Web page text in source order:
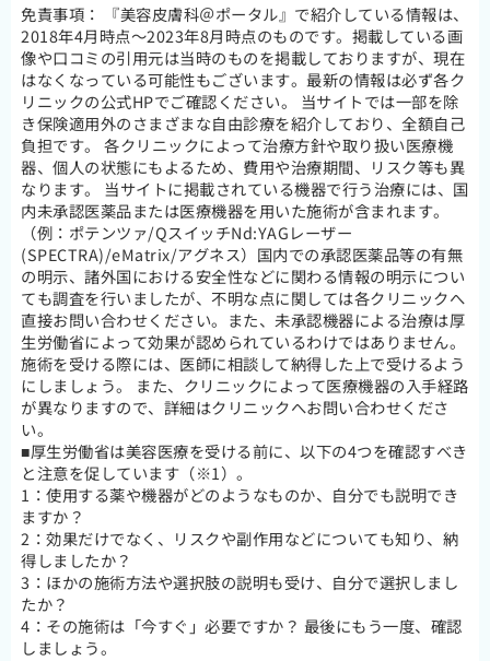
免責事項：
『美容皮膚科＠ポータル』で紹介している情報は、
2018年4月時点～2023年8月時点のものです。掲載している画
像や口コミの引用元は当時のものを掲載しておりますが、現在
はなくなっている可能性もございます。最新の情報は必ず各ク
リニックの公式HPでご確認ください。 当サイトでは一部を除
き保険適用外のさまざまな自由診療を紹介しており、全額自己
負担です。 各クリニックによって治療方針や取り扱い医療機
器、個人の状態にもよるため、費用や治療期間、リスク等も異
なります。 当サイトに掲載されている機器で行う治療には、国
内未承認医薬品または医療機器を用いた施術が含まれます。
（例：ポテンツァ/QスイッチNd:YAGレーザー
(SPECTRA)/eMatrix/アグネス）国内での承認医薬品等の有無
の明示、諸外国における安全性などに関わる情報の明示につい
ても調査を行いましたが、不明な点に関しては各クリニックへ
直接お問い合わせください。また、未承認機器による治療は厚
生労働省によって効果が認められているわけではありません。
施術を受ける際には、医師に相談して納得した上で受けるよう
にしましょう。 また、クリニックによって医療機器の入手経路
が異なりますので、詳細はクリニックへお問い合わせくださ
い。
■厚生労働省は美容医療を受ける前に、以下の4つを確認すべき
と注意を促しています（※1）。
1：使用する薬や機器がどのようなものか、自分でも説明でき
ますか？
2：効果だけでなく、リスクや副作用などについても知り、納
得しましたか？
3：ほかの施術方法や選択肢の説明も受け、自分で選択しまし
たか？
4：その施術は「今すぐ」必要ですか？ 最後にもう一度、確認
しましょう。